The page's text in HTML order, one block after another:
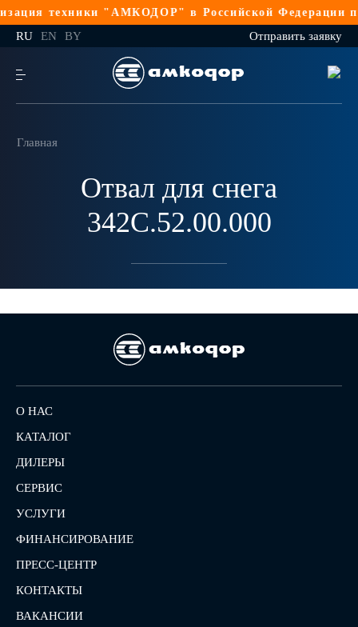
техники "АМКОДОР" в Российской Федерации
RU EN BY Отправить заявку
Главная
Отвал для снега
342С.52.00.000
О НАС
КАТАЛОГ
ДИЛЕРЫ
СЕРВИС
УСЛУГИ
ФИНАНСИРОВАНИЕ
ПРЕСС-ЦЕНТР
КОНТАКТЫ
ВАКАНСИИ